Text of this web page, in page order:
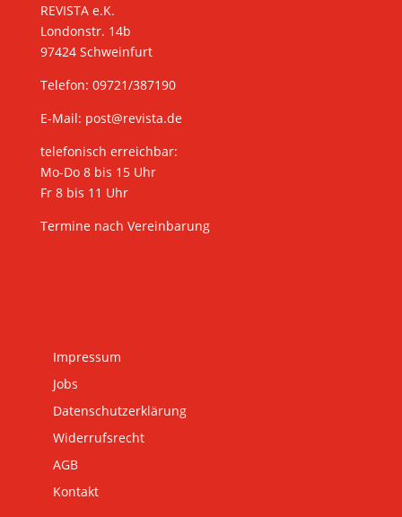
REVISTA e.K.
Londonstr. 14b
97424 Schweinfurt
Telefon: 09721/387190
E-Mail: post@revista.de
telefonisch erreichbar:
Mo-Do 8 bis 15 Uhr
Fr 8 bis 11 Uhr
Termine nach Vereinbarung
Impressum
Jobs
Datenschutzerklärung
Widerrufsrecht
AGB
Kontakt